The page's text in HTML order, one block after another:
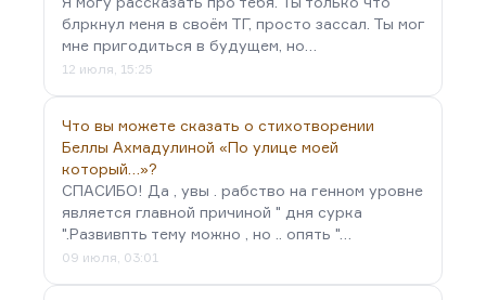
блркнул меня в своём ТГ, просто зассал. Ты мог
мне пригодиться в будущем, но…
12 июля, 15:25
Что вы можете сказать о стихотворении
Беллы Ахмадулиной «По улице моей
который…»?
СПАСИБО! Да , увы . рабство на генном уровне
является главной причиной " дня сурка
".Развивпть тему можно , но .. опять "…
09 июля, 03:01